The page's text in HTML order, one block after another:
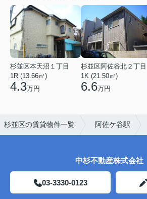
杉並区本天沼１丁目
1R (13.66㎡)
4.3万円
杉並区阿佐谷北２丁目
1K (21.50㎡)
6.6万円
杉並区の賃貸物件一覧 阿佐ケ谷駅
中杉不動産株式会社
03-3330-0123